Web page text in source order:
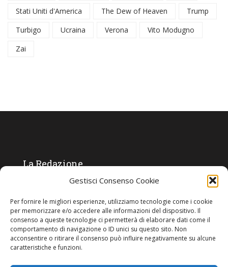
Gestisci Consenso Cookie
Per fornire le migliori esperienze, utilizziamo tecnologie come i cookie
per memorizzare e/o accedere alle informazioni del dispositivo. Il
consenso a queste tecnologie ci permetterà di elaborare dati come il
comportamento di navigazione o ID unici su questo sito. Non
acconsentire o ritirare il consenso può influire negativamente su alcune
caratteristiche e funzioni.
Stati Uniti d'America
The Dew of Heaven
Trump
Turbigo
Ucraina Verona
Vito Modugno
Zai
La Redazione
Critica Letteraria:Ambrogio Bianchi
Vita Politica:Ermete Barbieri
Costume e moda:Ada Simoni